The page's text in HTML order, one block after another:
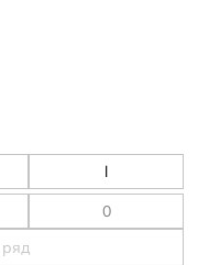
l